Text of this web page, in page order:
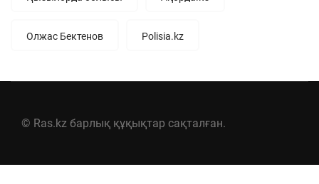
Олжас Бектенов Polisia.kz
© Ras.kz барлық құқықтар сақталған.